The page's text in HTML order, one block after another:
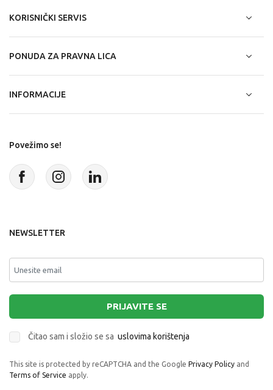
KORISNIČKI SERVIS
PONUDA ZA PRAVNA LICA
INFORMACIJE
Povežimo se!
NEWSLETTER
PRIJAVITE SE
Čitao sam i složio se sa uslovima korištenja
This site is protected by reCAPTCHA and the Google Privacy Policy and
Terms of Service apply.